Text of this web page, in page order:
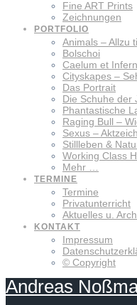
Fine ART Prints
Zeichnungen
PORTFOLIO
Animals – Allzu
Bolschoi
Caelum et
Cityskapes –
Das Portrait
Die Schuhe der
Phantastische
Raging Bull –
Sexus –
Stillleben &
Working Class
Mehr …
TERMINE
Termine
Privatunterricht
Aktuelles u.
KONTAKT
Impressum
© Copyright
Andreas